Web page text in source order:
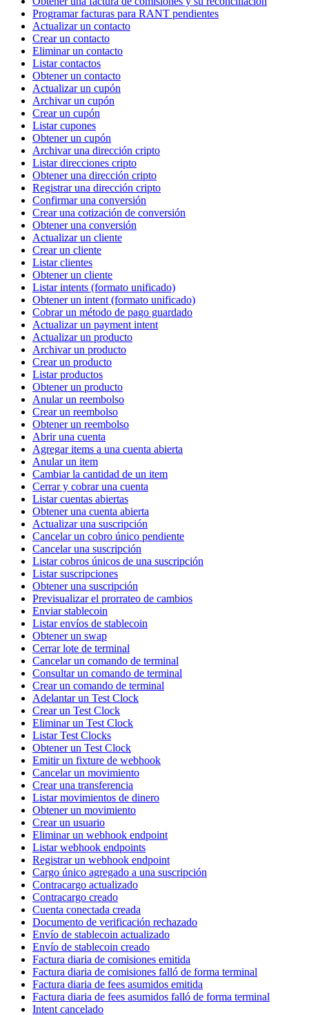
Programar facturas para RANT pendientes
Actualizar un contacto
Crear un contacto
Eliminar un contacto
Listar contactos
Obtener un contacto
Actualizar un cupón
Archivar un cupón
Crear un cupón
Listar cupones
Obtener un cupón
Archivar una dirección cripto
Listar direcciones cripto
Obtener una dirección cripto
Registrar una dirección cripto
Confirmar una conversión
Crear una cotización de conversión
Obtener una conversión
Actualizar un cliente
Crear un cliente
Listar clientes
Obtener un cliente
Listar intents (formato unificado)
Obtener un intent (formato unificado)
Cobrar un método de pago guardado
Actualizar un payment intent
Actualizar un producto
Archivar un producto
Crear un producto
Listar productos
Obtener un producto
Anular un reembolso
Crear un reembolso
Obtener un reembolso
Abrir una cuenta
Agregar items a una cuenta abierta
Anular un item
Cambiar la cantidad de un item
Cerrar y cobrar una cuenta
Listar cuentas abiertas
Obtener una cuenta abierta
Actualizar una suscripción
Cancelar un cobro único pendiente
Cancelar una suscripción
Listar cobros únicos de una suscripción
Listar suscripciones
Obtener una suscripción
Previsualizar el prorrateo de cambios
Enviar stablecoin
Listar envíos de stablecoin
Obtener un swap
Cerrar lote de terminal
Cancelar un comando de terminal
Consultar un comando de terminal
Crear un comando de terminal
Adelantar un Test Clock
Crear un Test Clock
Eliminar un Test Clock
Listar Test Clocks
Obtener un Test Clock
Emitir un fixture de webhook
Cancelar un movimiento
Crear una transferencia
Listar movimientos de dinero
Obtener un movimiento
Crear un usuario
Eliminar un webhook endpoint
Listar webhook endpoints
Registrar un webhook endpoint
Cargo único agregado a una suscripción
Contracargo actualizado
Contracargo creado
Cuenta conectada creada
Documento de verificación rechazado
Envío de stablecoin actualizado
Envío de stablecoin creado
Factura diaria de comisiones emitida
Factura diaria de comisiones falló de forma terminal
Factura diaria de fees asumidos emitida
Factura diaria de fees asumidos falló de forma terminal
Intent cancelado